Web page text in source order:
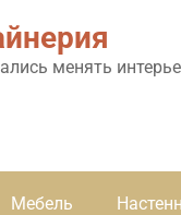
менять
Мебель